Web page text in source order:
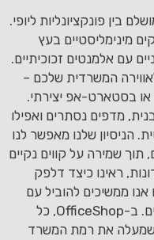
בין פונקציונליות ליופי.
מינימליסטיים בעץ
עם אלמנטים זכוכיתיים.
המשרדית שלכם –
או בסטארט-אפ יצירתי.
מדפים נסתרים ואפילו
הניסיון שלנו מאפשר לנו
שמירה על קווים נקיים
השנים האחרונות, ראינו כיצד דלפק
ממשיכים להוביל עם
חידושים שמתאימים לטרנדים העולמיים. ב-OfficeShop, כל
שמעלה את רמת המשרד